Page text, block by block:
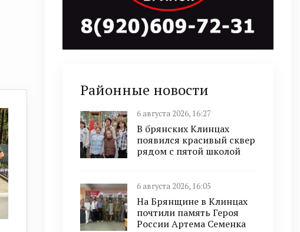
Районные новости
6 августа 2026, 16:27
В брянских Клинцах
появился красивый сквер
рядом с пятой школой
6 августа 2026, 16:05
На Брянщине в Клинцах
почтили память Героя
России Артема Семенка